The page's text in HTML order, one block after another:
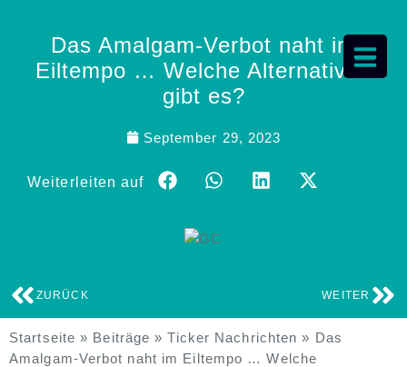
Das Amalgam-Verbot naht im
Eiltempo … Welche Alternativen
gibt es?
September 29, 2023
Weiterleiten auf
ZURÜCK WEITER
Startseite » Beiträge »Ticker Nachrichten » Das
Amalgam-Verbot naht im Eiltempo … Welche